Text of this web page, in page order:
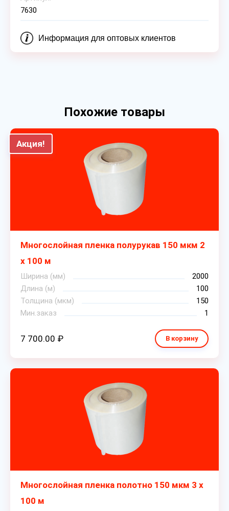
7630
Информация для оптовых клиентов
Похожие товары
Акция!
Многослойная пленка полурукав 150 мкм 2
х 100 м
Ширина (мм)
2000
Длина (м)
100
Толщина (мкм)
150
Мин.заказ
1
7 700.00 ₽ В корзину
Многослойная пленка полотно 150 мкм 3 х
100 м